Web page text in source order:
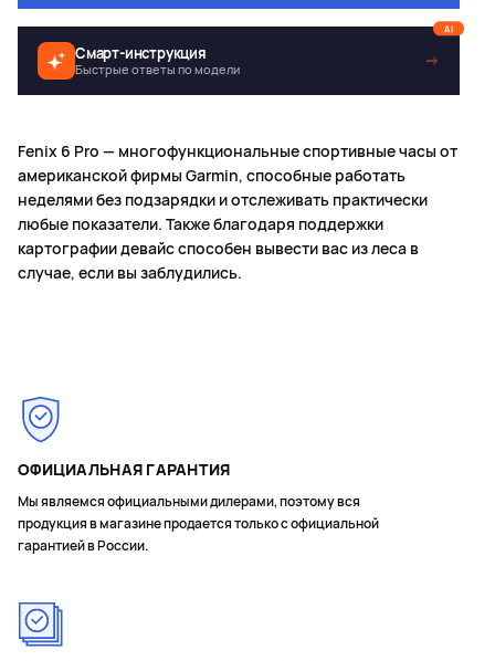
Смарт-инструкция
Быстрые ответы по модели →
AI
Fenix 6 Pro — многофункциональные спортивные часы от
американской фирмы Garmin, способные работать
неделями без подзарядки и отслеживать практически
любые показатели. Также благодаря поддержки
картографии девайс способен вывести вас из леса в
случае, если вы заблудились.
ОФИЦИАЛЬНАЯ ГАРАНТИЯ
Мы являемся официальными дилерами, поэтому вся
продукция в магазине продается только с официальной
гарантией в России.